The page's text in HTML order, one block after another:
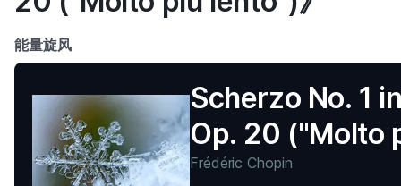
能量旋风
Scherzo No. 1
Op. 20 ("Molto
lento")
Frédéric Chopin